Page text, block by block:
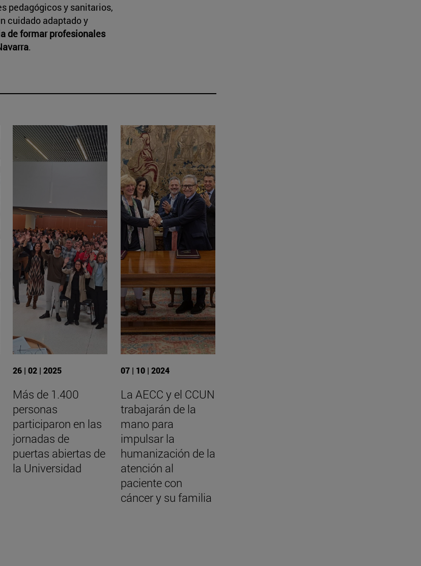
pedagógicos y sanitarios,
cuidado adaptado y
de formar profesionales
.
26 | 02 | 2025
Más de 1.400
personas
participaron en las
jornadas de
puertas abiertas de
la Universidad
07 | 10 | 2024
La AECC y el CCUN
trabajarán de la
mano para
impulsar la
humanización de la
atención al
paciente con
cáncer y su familia